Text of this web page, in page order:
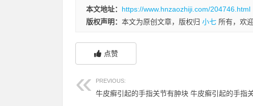
本文地址： https://www.hnzaozhiji.com/204746.html
版权声明： 本文为原创文章，版权归 小七 所有，欢
点赞
PREVIOUS: